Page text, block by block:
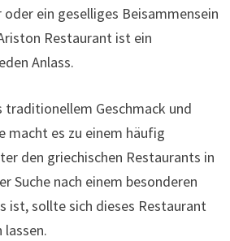
ein geselliges Beisammensein
Restaurant ist ein
Anlass.
traditionellem Geschmack und
macht es zu einem häufig
den griechischen Restaurants in
Suche nach einem besonderen
ist, sollte sich dieses Restaurant